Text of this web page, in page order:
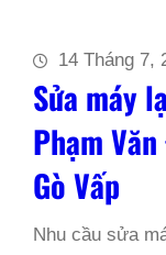
14 Tháng 7,
Sửa máy
Phạm
Gò Vấp
Nhu cầu sửa